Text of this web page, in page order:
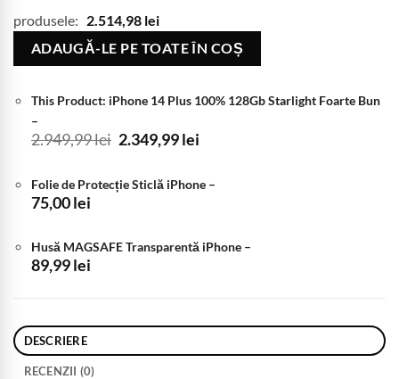
produsele: 2.514,98 lei
ADAUGĂ-LE PE TOATE ÎN COȘ
This Product: iPhone 14 Plus 100% 128Gb Starlight Foarte Bun
–
2.949,99lei Prețul
fost:
2.349,99lei
2.349,99 lei.
Folie de Protecție Sticlă iPhone –
75,00lei
Husă MAGSAFE Transparentă iPhone –
89,99lei
DESCRIERE
RECENZII (0)